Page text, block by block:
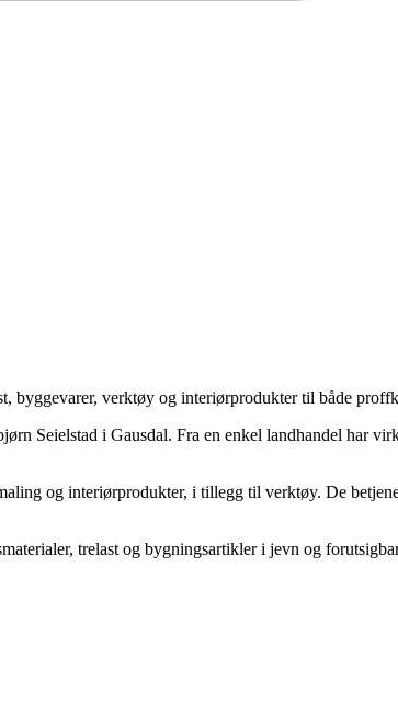
byggevarer, verktøy og interiørprodukter til både
Seielstad i Gausdal. Fra en enkel landhandel har
og interiørprodukter, i tillegg til verktøy. De
trelast og bygningsartikler i jevn og